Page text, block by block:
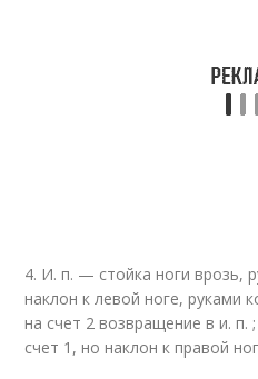
4. И. п. — стойка ноги врозь,
наклон к левой ноге, руками
на счет 2 возвращение в и.
счет 1, но наклон к правой